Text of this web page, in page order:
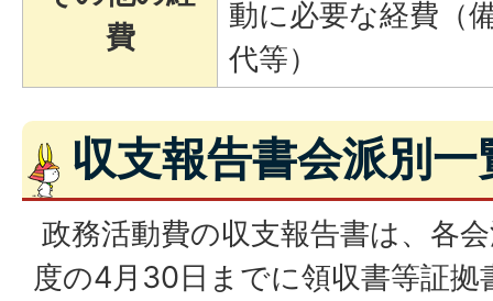
費
動に必要な経費（
代等）
収支報告書会派別一
政務活動費の収支報告書は、各
度の4月30日までに領収書等証